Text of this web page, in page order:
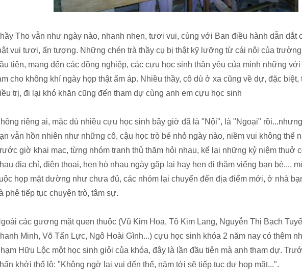
Tho vẫn như ngày nào, nhanh nhẹn, tươi vui, cùng với Ban điều hành dẫn dắt
vui tươi, ấn tượng. Những chén trà thầy cụ bị thật kỹ lưỡng từ cái nôi của
tiên, mang đến các đồng nghiệp, các cựu học sinh thân yêu của mình những với
cho không khí ngày họp thật ấm áp. Nhiều thầy, cô dù ở xa cũng về dự, đặc biệt,
trị, đi lại khó khăn cũng đến tham dự cùng anh em cựu học sinh
riêng ai, mặc dù nhiều cựu học sinh bây giờ đã là "Nội", là "Ngoại"
vẫn hồn nhiên như những cô, cậu học trò bé nhỏ ngày nào, niềm vui không thể
giờ khai mạc, từng nhóm tranh thủ thăm hỏi nhau, kể lại những kỷ niệm thuở
địa chỉ, điện thoại, hẹn hò nhau ngày gặp lại hay hẹn đi thăm viếng bạn bè...,
họp mặt dường như chưa đủ, các nhóm lại chuyển đến địa điểm mới, ở nhà
phê tiếp tục chuyện trò, tâm sự.
các gương mặt quen thuộc (Vũ Kim Hoa, Tô Kim Lang, Nguyễn Thị Bạch
Minh, Võ Tấn Lực, Ngô Hoài Gình...) cựu học sinh khóa 2 năm nay có thêm
Hữu Lộc một học sinh giỏi của khóa, đây là lần đầu tiên mà anh tham dự.
khởi thố lộ: "Không ngờ lại vui đến thế, năm tới sẽ tiếp tục dự họp mặt...".